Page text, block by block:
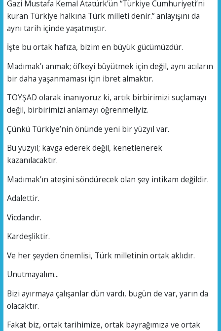
Gazi Mustafa Kemal Atatürk’ün “Türkiye Cumhuriyeti’ni
kuran Türkiye halkına Türk milleti denir.” anlayışını da
aynı tarih içinde yaşatmıştır.
İşte bu ortak hafıza, bizim en büyük gücümüzdür.
Madımak’ı anmak; öfkeyi büyütmek için değil, aynı acıların
bir daha yaşanmaması için ibret almaktır.
TOYŞAD olarak inanıyoruz ki, artık birbirimizi suçlamayı
değil, birbirimizi anlamayı öğrenmeliyiz.
Çünkü Türkiye’nin önünde yeni bir yüzyıl var.
Bu yüzyıl; kavga ederek değil, kenetlenerek
kazanılacaktır.
Madımak’ın ateşini söndürecek olan şey intikam değildir.
Adalettir.
Vicdandır.
Kardeşliktir.
Ve her şeyden önemlisi, Türk milletinin ortak aklıdır.
Unutmayalım...
Bizi ayırmaya çalışanlar dün vardı, bugün de var, yarın da
olacaktır.
Fakat biz, ortak tarihimize, ortak bayrağımıza ve ortak